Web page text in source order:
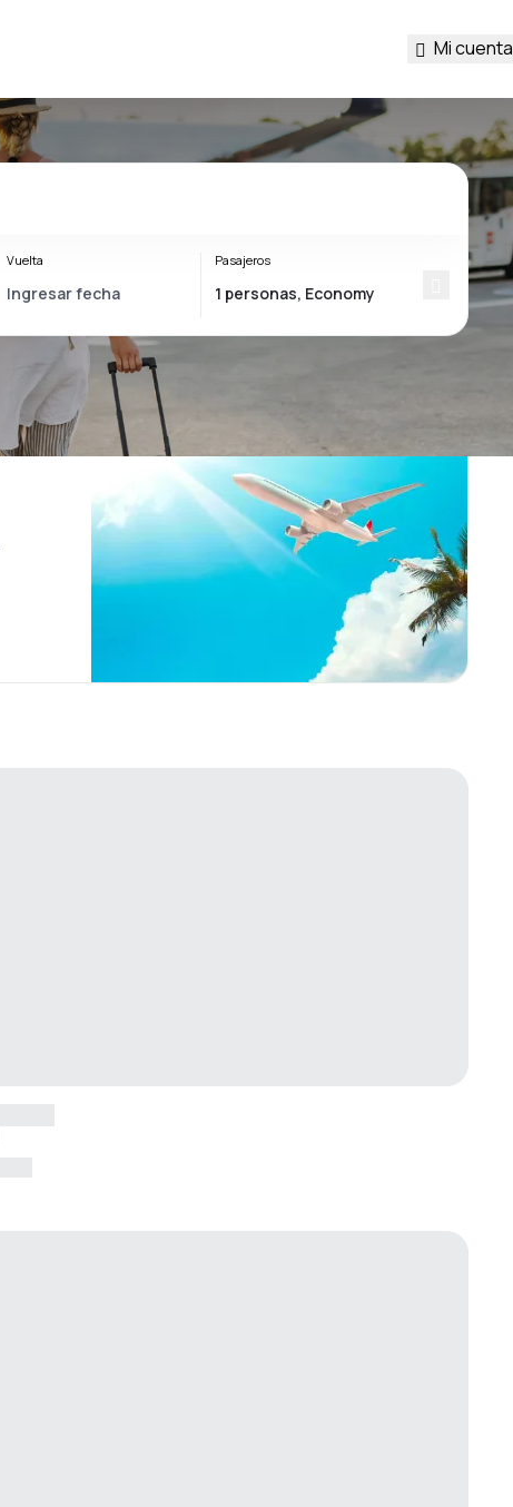
Mi cuenta
Vuelta Pasajeros